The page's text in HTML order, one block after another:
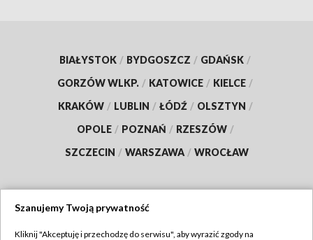
BIAŁYSTOK / BYDGOSZCZ / GDAŃSK /
GORZÓW WLKP. / KATOWICE / KIELCE /
KRAKÓW / LUBLIN / ŁÓDŹ / OLSZTYN /
OPOLE / POZNAŃ / RZESZÓW /
SZCZECIN / WARSZAWA / WROCŁAW
Szanujemy Twoją prywatność
Kliknij "Akceptuję i przechodzę do serwisu", aby wyrazić zgody na